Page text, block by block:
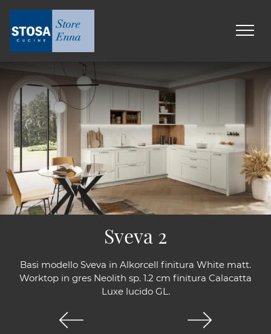
Basi modello Sveva in Alkorcell finitura White matt.
Worktop in gres Neolith sp. 1.2 cm finitura Calacatta
Luxe lucido GL.
Sveva 2